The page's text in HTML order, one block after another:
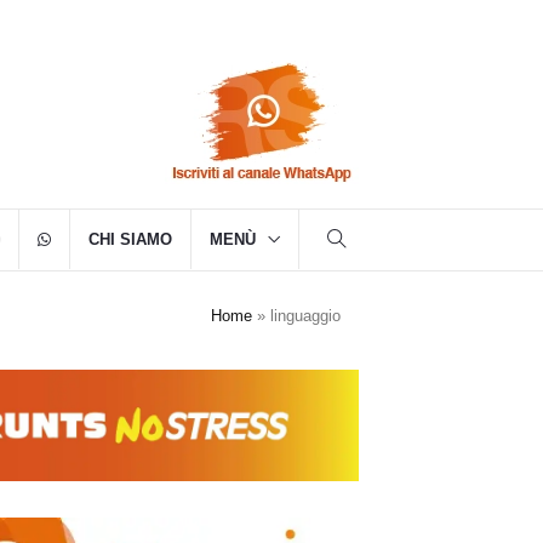
CHI SIAMO MENÙ
Home » linguaggio